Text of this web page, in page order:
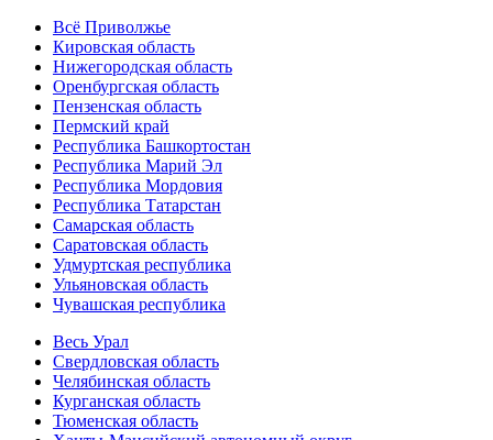
Всё Приволжье
Кировская область
Нижегородская область
Оренбургская область
Пензенская область
Пермский край
Республика Башкортостан
Республика Марий Эл
Республика Мордовия
Республика Татарстан
Самарская область
Саратовская область
Удмуртская республика
Ульяновская область
Чувашская республика
Весь Урал
Свердловская область
Челябинская область
Курганская область
Тюменская область